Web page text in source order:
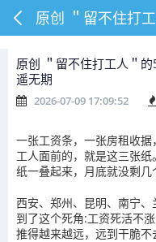
原创 ＂留不住打工人＂
遥无期
2026-07-09 17:09:52
一张工资条，一张房租收
工人面前的，就是这三张
纸一叠起来，月底就没剩几
西安、郑州、昆明、南宁
到了这个死角:工资死活不
推得越来越远，远到干脆不